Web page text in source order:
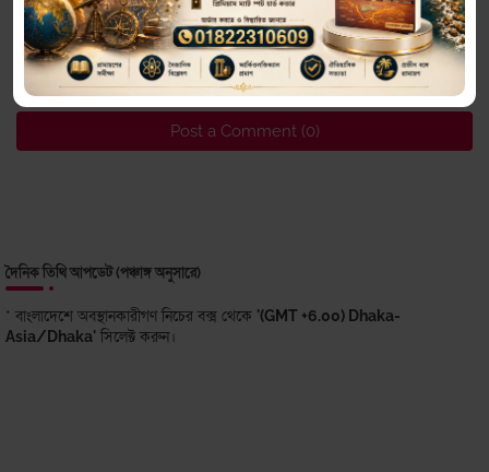
POST A COMMENT 0Comments
Post a Comment (0)
দৈনিক তিথি আপডেট (পঞ্চাঙ্গ অনুসারে)
* বাংলাদেশে অবস্থানকারীগণ নিচের বক্স থেকে '(GMT +6.00) Dhaka-
Asia/Dhaka' সিলেক্ট করুন।